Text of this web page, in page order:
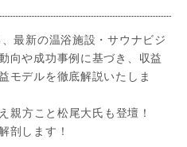
最新の温浴施設・サウナビジ
向や成功事例に基づき、収益
モデルを徹底解説いたしま
親方こと松尾大氏も登壇！
剖します！